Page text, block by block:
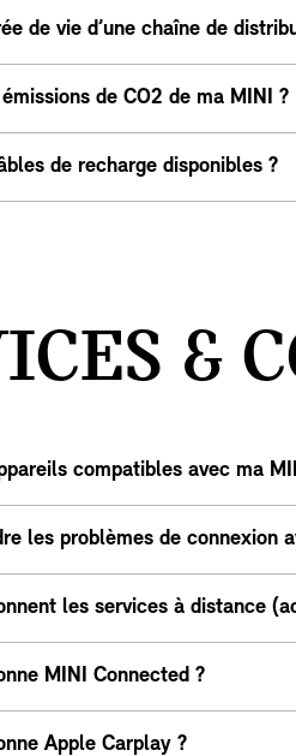
de vie d’une chaîne de
de CO2 de ma MINI ?
de recharge disponibles ?
&
compatibles avec ma
les problèmes de connexion
les services à distance
MINI Connected ?
Apple Carplay ?